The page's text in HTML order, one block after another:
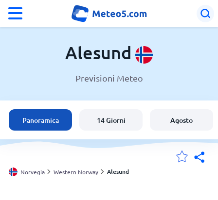
Norvegia
Italia
Svizzera
Alesund
Previsioni Meteo
Panoramica 14 Giorni Agosto
Norvegia Western Norway Alesund